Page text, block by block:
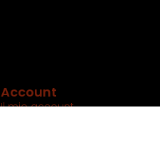
Account
Il mio account